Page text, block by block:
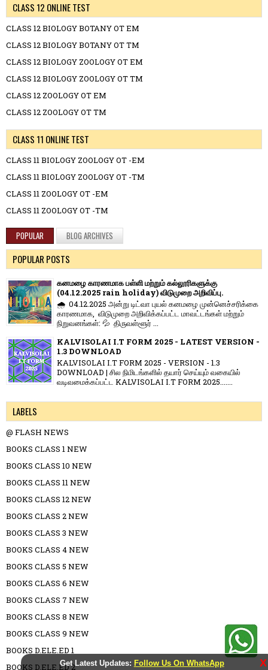
Get Latest Updates: Follow Us On WhatsApp X
CLASS 12 ONLINE TEST
CLASS 12 BIOLOGY BOTANY OT EM
CLASS 12 BIOLOGY BOTANY OT TM
CLASS 12 BIOLOGY ZOOLOGY OT EM
CLASS 12 BIOLOGY ZOOLOGY OT TM
CLASS 12 ZOOLOGY OT EM
CLASS 12 ZOOLOGY OT TM
CLASS 11 ONLINE TEST
CLASS 11 BIOLOGY ZOOLOGY OT -EM
CLASS 11 BIOLOGY ZOOLOGY OT -TM
CLASS 11 ZOOLOGY OT -EM
CLASS 11 ZOOLOGY OT -TM
POPULAR BLOG ARCHIVES
POPULAR POSTS
கனமழை காரணமாக பள்ளி மற்றும் கல்லூரிகளுக்கு
(04.12.2025 rain holiday) விடுமுறை அறிவிப்பு.
🌧️ 04.12.2025 அன்று டிட்வா புயல் கனமழை முன்னெச்சரிக்கை
காரணமாக, விடுமுறை அறிவிக்கப்பட்ட மாவட்டங்கள் மற்றும்
நிறுவனங்கள்: 💦 திருவள்ளூர் ...
KALVISOLAI I.T FORM 2025 - LATEST VERSION -
1.3 DOWNLOAD
KALVISOLAI I.T FORM 2025 - VERSION - 1.3
DOWNLOAD | சில நிமிடங்களில் தயார் செய்யும் வகையில்
வடிவமைக்கப்பட்ட KALVISOLAI I.T FORM 2025.......
LABELS
@ FLASH NEWS
BOOKS CLASS 1 NEW
BOOKS CLASS 10 NEW
BOOKS CLASS 11 NEW
BOOKS CLASS 12 NEW
BOOKS CLASS 2 NEW
BOOKS CLASS 3 NEW
BOOKS CLASS 4 NEW
BOOKS CLASS 5 NEW
BOOKS CLASS 6 NEW
BOOKS CLASS 7 NEW
BOOKS CLASS 8 NEW
BOOKS CLASS 9 NEW
BOOKS D.ELE.ED 1
BOOKS D.ELE.ED 2